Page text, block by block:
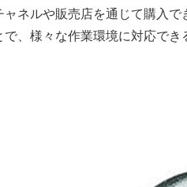
ャネルや販売店を通じて購入
、様々な作業環境に対応でき